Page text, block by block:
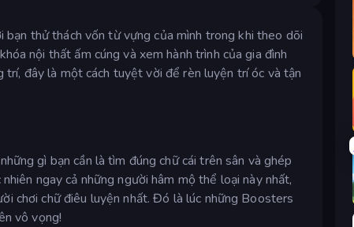
thử thách vốn từ vựng của mình trong khi theo dõi
nội thất ấm cúng và xem hành trình của gia đình
đây là một cách tuyệt vời để rèn luyện trí óc và tận
gì bạn cần là tìm đúng chữ cái trên sân và ghép
ngay cả những người hâm mộ thể loại này nhất,
chơi chữ điêu luyện nhất. Đó là lúc những Boosters
vô vọng!